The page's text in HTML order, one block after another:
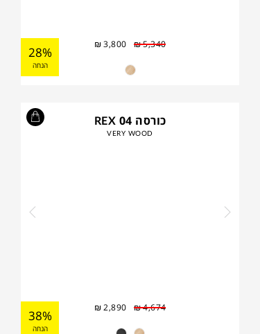
₪5,340
₪3,800
28%
הנחה
כורסה REX 04
VERY WOOD
₪4,674
₪2,890
38%
הנחה